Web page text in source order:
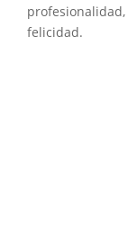
felicidad.